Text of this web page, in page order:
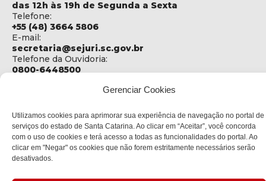
Gerenciar Cookies
Utilizamos cookies para aprimorar sua experiência de navegação no portal de
serviços do estado de Santa Catarina. Ao clicar em “Aceitar”, você concorda
com o uso de cookies e terá acesso a todas as funcionalidades do portal. Ao
clicar em "Negar" os cookies que não forem estritamente necessários serão
desativados.
das 12h às 19h de Segunda a Sexta
Telefone:
+55 (48) 3664 5806
E-mail:
secretaria@sejuri.sc.gov.br
Telefone da Ouvidoria:
0800-6448500
Social
Rua Fúlvio Aducci, 1214 - Loja 06
Bairro:
Estreito - Florianópolis - SC
88075-000